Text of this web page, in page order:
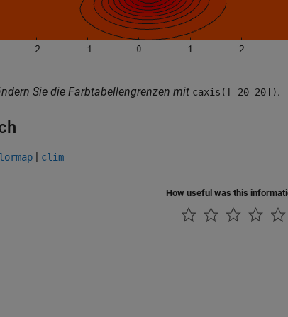
Sie die Farbtabellengrenzen mit caxis([-20 20]).
| clim
How useful was this